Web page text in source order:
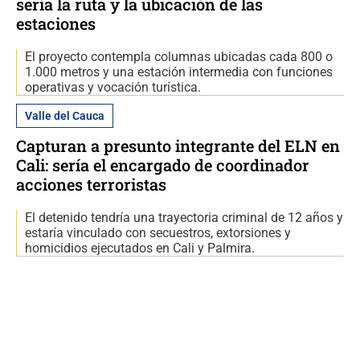
sería la ruta y la ubicación de las
estaciones
El proyecto contempla columnas ubicadas cada 800 o
1.000 metros y una estación intermedia con funciones
operativas y vocación turística.
Valle del Cauca
Capturan a presunto integrante del ELN en
Cali: sería el encargado de coordinador
acciones terroristas
El detenido tendría una trayectoria criminal de 12 años y
estaría vinculado con secuestros, extorsiones y
homicidios ejecutados en Cali y Palmira.